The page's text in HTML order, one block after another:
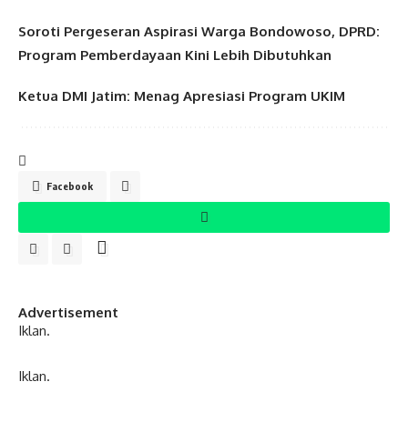
Soroti Pergeseran Aspirasi Warga Bondowoso, DPRD:
Program Pemberdayaan Kini Lebih Dibutuhkan
Ketua DMI Jatim: Menag Apresiasi Program UKIM
Facebook
Advertisement
Iklan.
Iklan.